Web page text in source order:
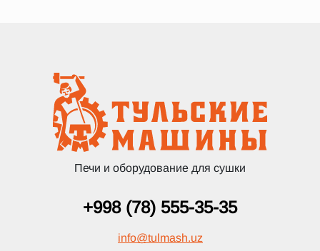
Печи и оборудование для сушки
+998 (78) 555-35-35
info@tulmash.uz